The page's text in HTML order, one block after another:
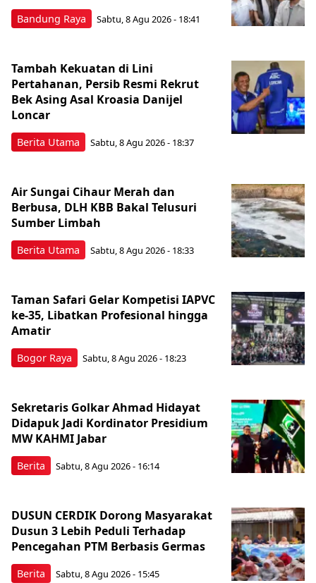
Bandung Raya Sabtu, 8 Agu 2026 - 18:41
Berita Utama
Tambah Kekuatan di Lini
Pertahanan, Persib Resmi Rekrut
Bek Asing Asal Kroasia Danijel
Loncar
Sabtu, 8 Agu 2026 - 18:37
Berita Utama
Air Sungai Cihaur Merah dan
Berbusa, DLH KBB Bakal Telusuri
Sumber Limbah
Sabtu, 8 Agu 2026 - 18:33
Bogor Raya
Taman Safari Gelar Kompetisi IAPVC
ke-35, Libatkan Profesional hingga
Amatir
Sabtu, 8 Agu 2026 - 18:23
Berita
Sekretaris Golkar Ahmad Hidayat
Didapuk Jadi Kordinator Presidium
MW KAHMI Jabar
Sabtu, 8 Agu 2026 - 16:14
Berita
DUSUN CERDIK Dorong Masyarakat
Dusun 3 Lebih Peduli Terhadap
Pencegahan PTM Berbasis Germas
Sabtu, 8 Agu 2026 - 15:45